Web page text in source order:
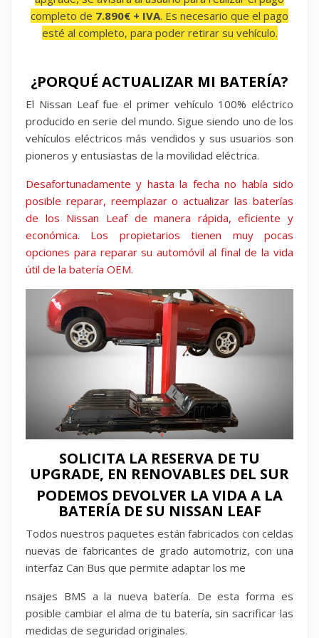
completo de 7.890€ + IVA. Es necesario que el pago
esté al completo, para poder retirar su vehículo.
¿PORQUÉ ACTUALIZAR MI BATERÍA?
El Nissan Leaf fue el primer vehículo 100% eléctrico
producido en serie del mundo. Sigue siendo uno de los
vehículos eléctricos más vendidos y sus usuarios son
pioneros y entusiastas de la movilidad eléctrica.
Desafortunadamente y hasta la fecha no había sido
posible reparar, reemplazar o actualizar las baterías
de los Nissan Leaf de manera rápida, eficiente y
económica. Los propietarios tienen muy pocas
opciones para reparar su automóvil al final de la vida
útil de la batería OEM.
SOLICITA LA RESERVA DE TU
UPGRADE, EN RENOVABLES DEL SUR
PODEMOS DEVOLVER LA VIDA A LA
BATERÍA DE SU NISSAN LEAF
Todos nuestros paquetes están fabricados con celdas
nuevas de fabricantes de grado automotriz, con una
interfaz Can Bus que permite adaptar los me
nsajes BMS a la nueva batería. De esta forma es
posible cambiar el alma de tu batería, sin sacrificar las
medidas de seguridad originales.